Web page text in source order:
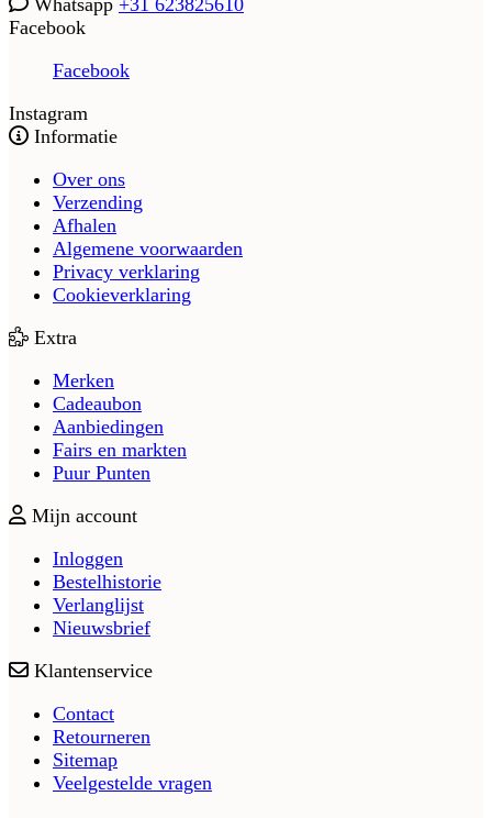
Facebook
Facebook
Instagram
Informatie
Over ons
Verzending
Afhalen
Algemene voorwaarden
Privacy verklaring
Cookieverklaring
Extra
Merken
Cadeaubon
Aanbiedingen
Fairs en markten
Puur Punten
Mijn account
Inloggen
Bestelhistorie
Verlanglijst
Nieuwsbrief
Klantenservice
Contact
Retourneren
Sitemap
Veelgestelde vragen